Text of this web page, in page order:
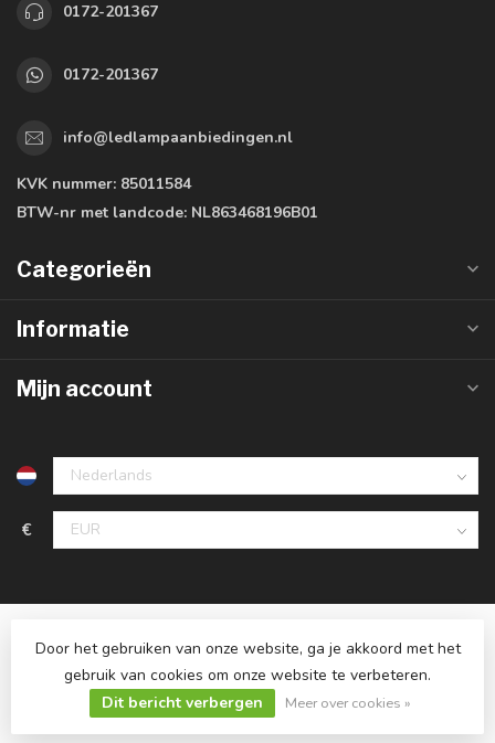
0172-201367
0172-201367
info@ledlampaanbiedingen.nl
KVK nummer: 85011584
BTW-nr met landcode: NL863468196B01
Categorieën
Informatie
Mijn account
€
© Copyright 2026 Ledlampaanbiedingen.nl
Door het gebruiken van onze website, ga je akkoord met het
gebruik van cookies om onze website te verbeteren.
Dit bericht verbergen
Meer over cookies »